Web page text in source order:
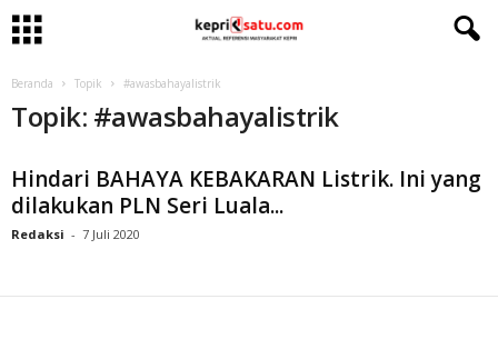
Beranda Topik #awasbahayalistrik
Topik: #awasbahayalistrik
Hindari BAHAYA KEBAKARAN Listrik. Ini yang
dilakukan PLN Seri Luala...
Redaksi - 7 Juli 2020